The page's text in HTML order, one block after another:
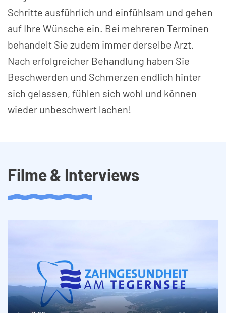
Schritte ausführlich und einfühlsam und gehen
auf Ihre Wünsche ein. Bei mehreren Terminen
behandelt Sie zudem immer derselbe Arzt.
Nach erfolgreicher Behandlung haben Sie
Beschwerden und Schmerzen endlich hinter
sich gelassen, fühlen sich wohl und können
wieder unbeschwert lachen!
Filme & Interviews